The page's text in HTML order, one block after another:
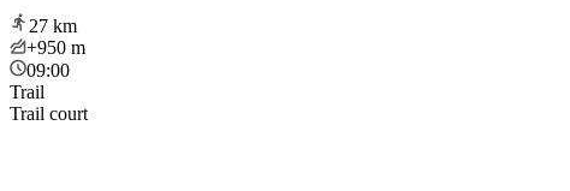
27 km
+950 m
09:00
Trail
Trail court